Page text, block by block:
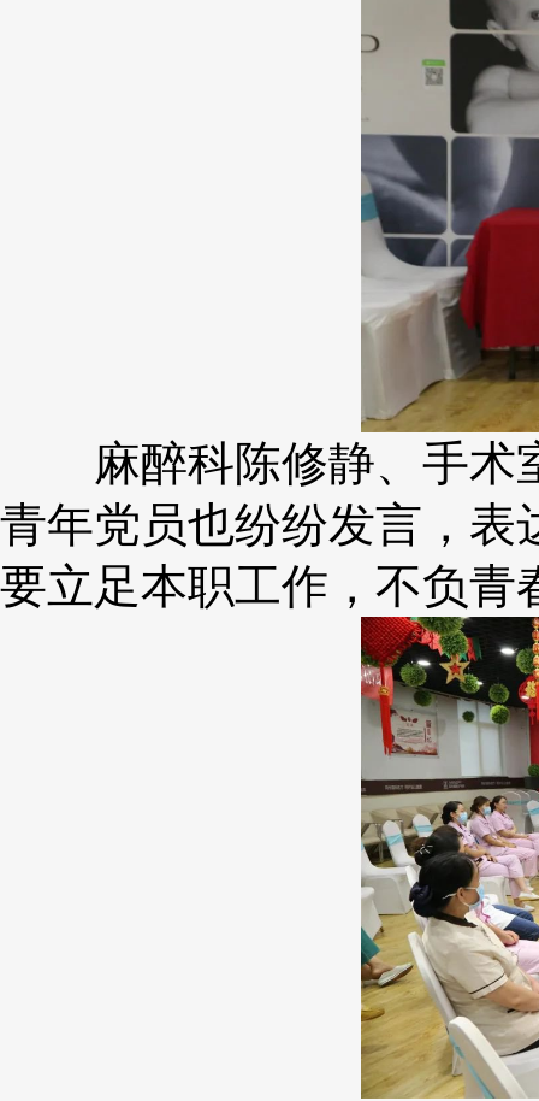
麻醉科陈修静、手术
青年党员也纷纷发言，表
要立足本职工作，不负青